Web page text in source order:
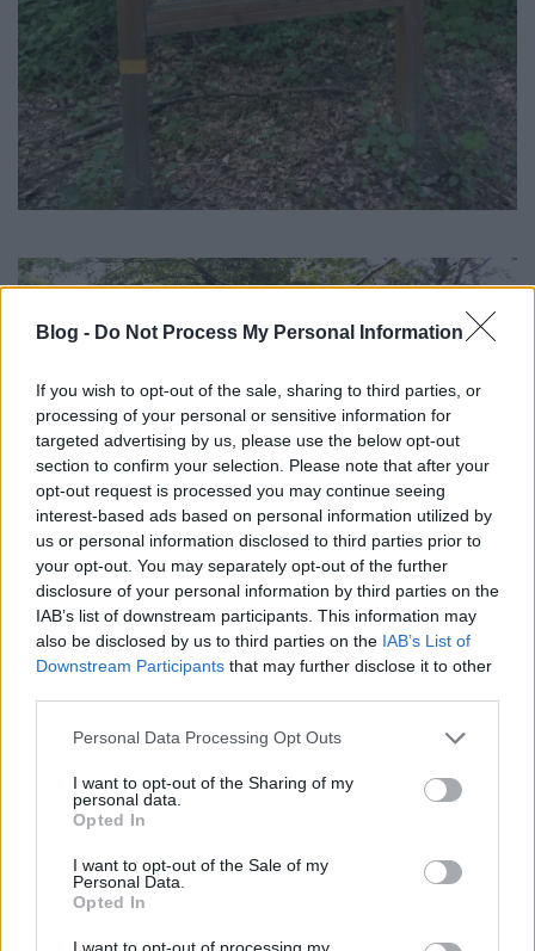
Blog - Do Not Process My Personal Information
If you wish to opt-out of the sale, sharing to third parties, or
processing of your personal or sensitive information for
targeted advertising by us, please use the below opt-out
section to confirm your selection. Please note that after your
opt-out request is processed you may continue seeing
interest-based ads based on personal information utilized by
us or personal information disclosed to third parties prior to
your opt-out. You may separately opt-out of the further
disclosure of your personal information by third parties on the
IAB’s list of downstream participants. This information may
also be disclosed by us to third parties on the IAB’s List of
Downstream Participants that may further disclose it to other
Please note that this website/app uses one or more Google
not limited to your visit or usage behaviour. You may click to
grant or deny consent to Google and its third-party tags to
use your data for below specified purposes in below Google
consent section.
Personal Data Processing Opt Outs
I want to opt-out of the Sharing of my
personal data.
Opted In
I want to opt-out of the Sale of my
Personal Data.
Opted In
I want to opt-out of processing my
Hosszú-völgyiErdőrezervátum aKőszegi Tájvédelmi Körzetrésze, a Fertő-
Hanság Nemzeti Park illetékességi területén fekszik,kezelője a Szombathelyi
Erdészeti Zrt.A Hosszú-völgyi erdőrezervátum magterület
nagyobbrészt
bükkös, egy keskeny sávban pedig 60 éves lucfenyves áll.
63% bükk, 17%
erdeifenyő, 9% kocsánytalan tölgy, 4% vörösfenyő, 2,5% lucfenyő, 1-1%
csoportosan elegyedve más fajok (pl. szelídgesztenye, mezei juhar, fekete
fenyő, duglászfenyő stb.) alkotja területét.